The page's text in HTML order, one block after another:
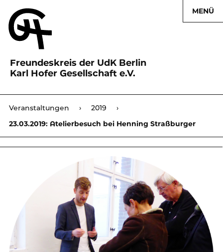
Freundeskreis der UdK Berlin
Karl Hofer Gesellschaft e.V.
MENÜ
Karl Hofer Gesellschaft ›
Veranstaltungen › 2019
›
23.03.2019: Atelierbesuch bei Henning Straßburger